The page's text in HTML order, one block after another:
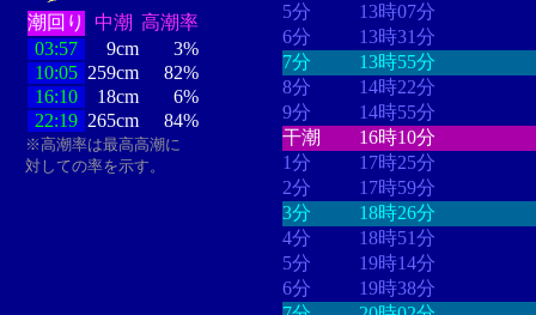
潮回り 中潮 高潮率
03:57
9cm
3%
10:05 259cm
82%
16:10
18cm
6%
22:19 265cm 84%
※高潮率は最高高潮に
対しての率を示す。
5分
13時07分
6分
13時31分
7分
13時55分
8分
14時22分
9分
14時55分
干潮
16時10分
1分
17時25分
2分
17時59分
3分
18時26分
4分
18時51分
5分
19時14分
6分
19時38分